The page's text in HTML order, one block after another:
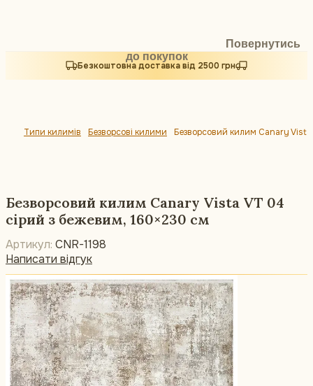
Повернутись
до покупок
Безкоштовна доставка від 2500 грн
Типи килимів Безворсові килими Безворсовий килим Canary
Безворсовий килим Canary Vista VT 04
сірий з бежевим, 160×230 см
Артикул: CNR-1198
Написати відгук